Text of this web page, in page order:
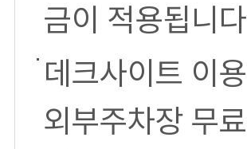
금이 적용됩니
데크사이트 이
외부주차장 무